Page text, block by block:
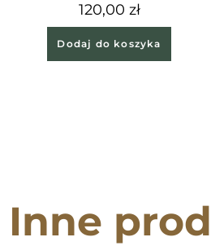
120,00 zł
Dodaj do koszyka
Inne